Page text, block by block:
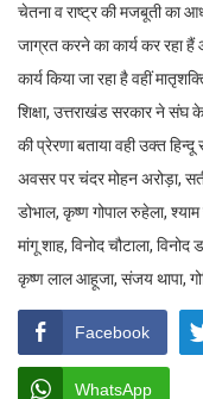
चेतना व राष्ट्र की मजबूती का
जाग्रत करने का कार्य कर रहा हैं
कार्य किया जा रहा है वहीं
शिक्षा, उत्तराखंड सरकार ने संघ
की प्रेरणा बताया वही उक्त
अवसर पर चंदर मोहन अरोड़ा,
डोभाल, कृष्ण गोपाल रुहेला, श्याम
मांगू शाह, विनोद चौटाला,
कृष्ण लाल आहूजा, संजय थापा,
Facebook
WhatsApp